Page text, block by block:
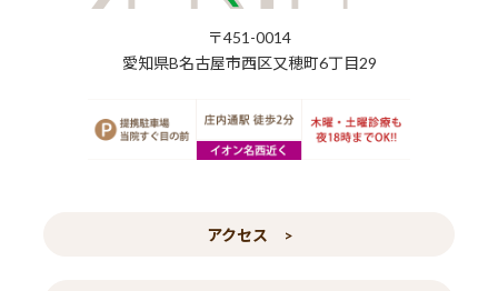
〒451-0014
愛知県B名古屋市西区又穂町6丁目29
アクセス >